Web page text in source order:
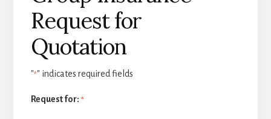
Request for
Quotation
"*" indicates required fields
Request for: *